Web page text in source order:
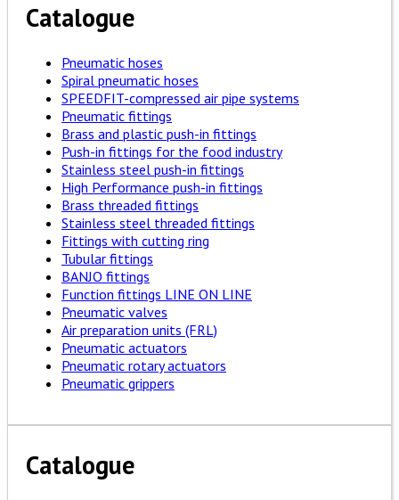
Catalogue
Pneumatic hoses
Spiral pneumatic hoses
SPEEDFIT-compressed air pipe systems
Pneumatic fittings
Brass and plastic push-in fittings
Push-in fittings for the food industry
Stainless steel push-in fittings
High Performance push-in fittings
Brass threaded fittings
Stainless steel threaded fittings
Fittings with cutting ring
Tubular fittings
BANJO fittings
Function fittings LINE ON LINE
Pneumatic valves
Air preparation units (FRL)
Pneumatic actuators
Pneumatic rotary actuators
Pneumatic grippers
Catalogue